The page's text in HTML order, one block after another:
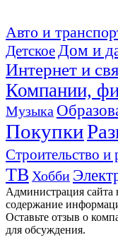
Авто и
ДетскоеДом и
Интернет и
Компании,
Музыка
Покупки
Строительство и
ТВ Хобби
Администрация сайта
содержание
Оставьте отзыв о
для обсуждения.